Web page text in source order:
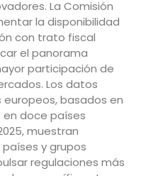
La Comisión
la disponibilidad
con trato fiscal
el panorama
participación de
Los datos
basados en
doce países
muestran
y grupos
regulaciones más